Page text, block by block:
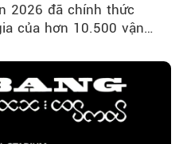
2026 đã chính thức
của hơn 10.500 vận